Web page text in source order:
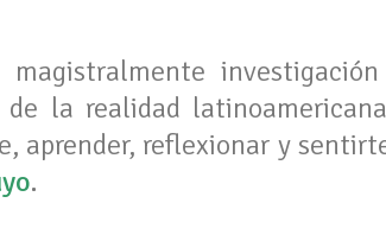
magistralmente
la realidad
aprender, reflexionar y
.